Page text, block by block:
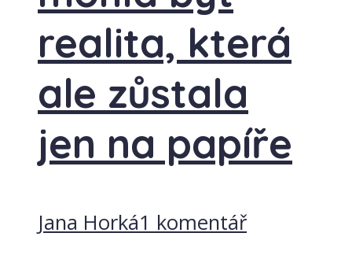
realita, která
ale zůstala
jen na papíře
Jana Horká1 komentář